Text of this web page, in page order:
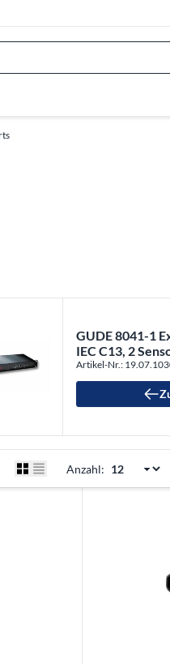
GUDE 8041-1
IEC C13, 2
Artikel-Nr.:
Anzahl: